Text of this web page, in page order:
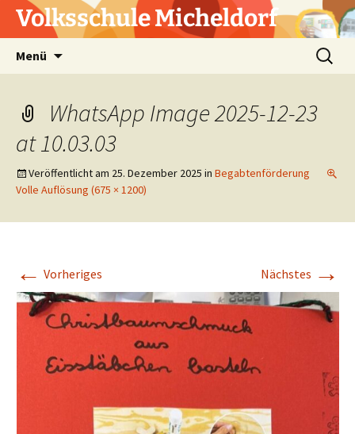
Zum
InhaltVolksschule Micheldorf
Menü
Suchen
nach:
WhatsApp Image 2025-12-23
at 10.03.03
Veröffentlicht am 25. Dezember 2025 in Begabtenförderung
Volle Auflösung (675 × 1200)
← Vorheriges Nächstes →